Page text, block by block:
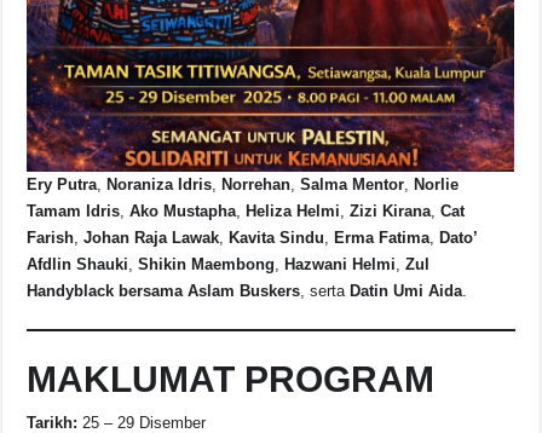
Ery Putra, Noraniza Idris, Norrehan,Salma Mentor, Norlie
Tamam Idris,Ako Mustapha, Heliza Helmi,Zizi Kirana,Cat
Farish,Johan Raja Lawak, Kavita Sindu, Erma Fatima, Dato’
Afdlin Shauki,Shikin Maembong, Hazwani Helmi,Zul
Handyblack bersama Aslam Buskers, serta Datin Umi Aida.
MAKLUMAT PROGRAM
Tarikh: 25 – 29 Disember